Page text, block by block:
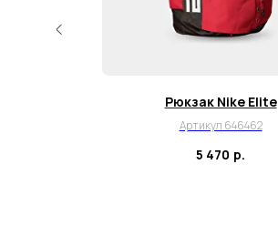
Рюкзак Nike Elite
Артикул 646462
5 470 р.